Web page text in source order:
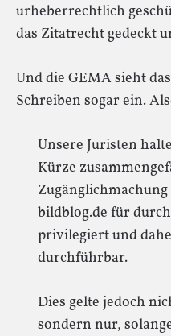
urheberrechtlich
das Zitatrecht gedeckt
Und die GEMA sieht
Schreiben sogar ein.
Unsere Juristen
Kürze
bildblog.de für
privilegiert und
durchführbar.
Dies gelte jedoch
sondern nur,